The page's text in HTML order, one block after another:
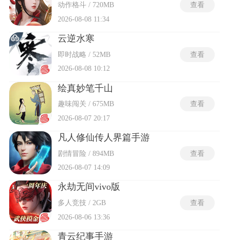
动作格斗 / 720MB
2026-08-08 11:34
查看
云逆水寒
即时战略 / 52MB
2026-08-08 10:12
查看
绘真妙笔千山
趣味闯关 / 675MB
2026-08-07 20:17
查看
凡人修仙传人界篇手游
剧情冒险 / 894MB
2026-08-07 14:09
查看
永劫无间vivo版
多人竞技 / 2GB
2026-08-06 13:36
查看
青云纪事手游